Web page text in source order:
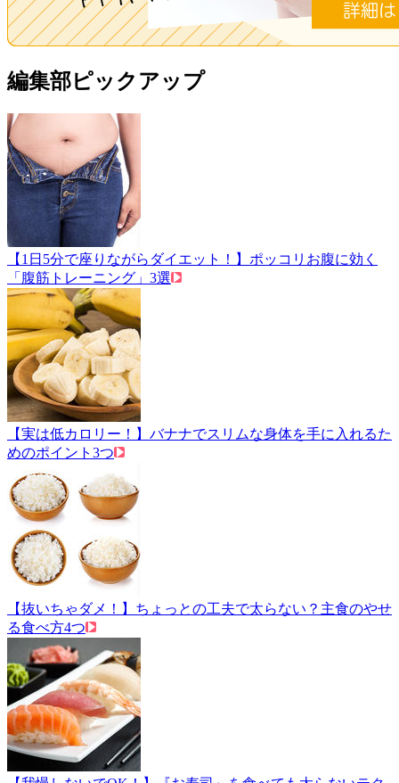
編集部ピックアップ
【1日5分で座りながらダイエット！】ポッコリお腹に効く
「腹筋トレーニング」3選
【実は低カロリー！】バナナでスリムな身体を手に入れるた
めのポイント3つ
【抜いちゃダメ！】ちょっとの工夫で太らない？主食のやせ
る食べ方4つ